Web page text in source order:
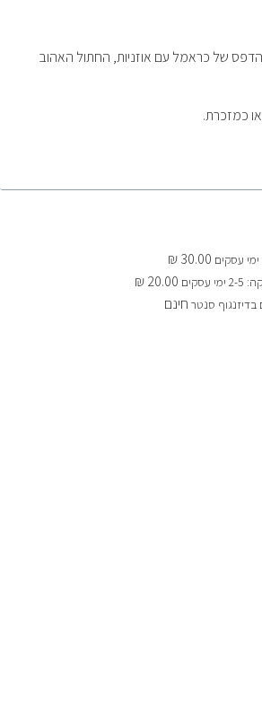
30.00 ₪
20.00 ₪
חינם
של כראמל עם אוזניות, החתול האהוב
כמזכרת.